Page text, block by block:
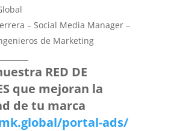
– Social Media Manager –
de Marketing
RED DE
que mejoran la
de tu marca
portal-ads/